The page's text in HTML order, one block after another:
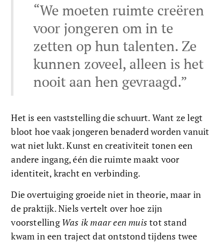
“We moeten ruimte creëren
voor jongeren om in te
zetten op hun talenten. Ze
kunnen zoveel, alleen is het
nooit aan hen gevraagd.”
Het is een vaststelling die schuurt. Want ze legt
bloot hoe vaak jongeren benaderd worden vanuit
wat niet lukt. Kunst en creativiteit tonen een
andere ingang, één die ruimte maakt voor
identiteit, kracht en verbinding.
Die overtuiging groeide niet in theorie, maar in
de praktijk. Niels vertelt over hoe zijn
voorstelling Was ik maar een muis tot stand
kwam in een traject dat ontstond tijdens twee